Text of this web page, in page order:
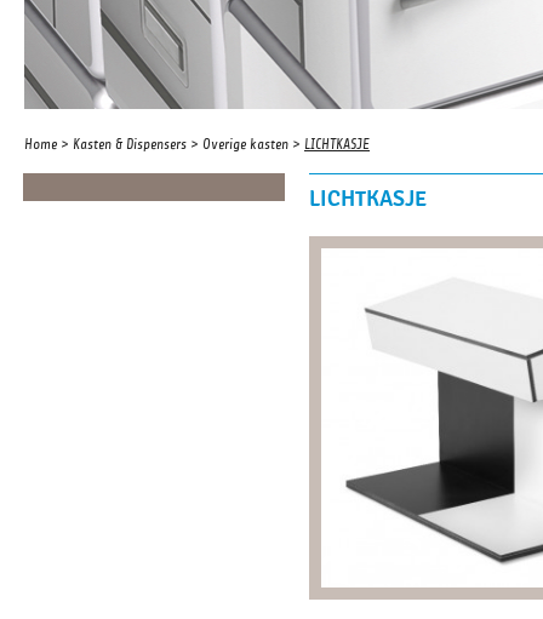
Home > Kasten & Dispensers > Overige kasten > LICHTKASJE
LICHTKASJE